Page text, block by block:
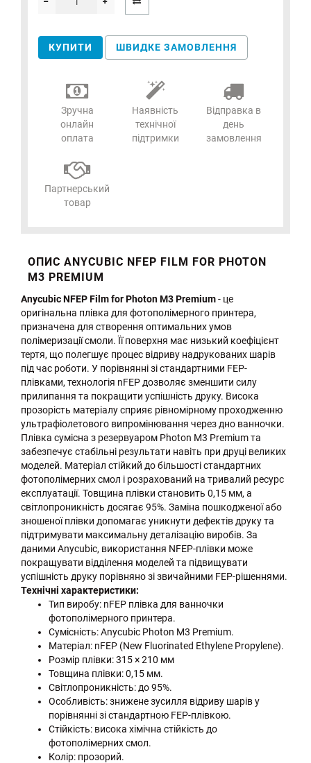
КУПИТИ ШВИДКЕ ЗАМОВЛЕННЯ
Зручна
онлайн
оплата
Наявність
технічної
підтримки
Відправка в
день
замовлення
Партнерський
товар
ОПИС ANYCUBIC NFEP FILM FOR PHOTON
M3 PREMIUM
Anycubic NFEP Film for Photon M3 Premium- це
оригінальна плівка для фотополімерного принтера,
призначена для створення оптимальних умов
полімеризації смоли. Її поверхня має низький коефіцієнт
тертя, що полегшує процес відриву надрукованих шарів
під час роботи. У порівнянні зі стандартними FEP-
плівками, технологія nFEP дозволяє зменшити силу
прилипання та покращити успішність друку. Висока
прозорість матеріалу сприяє рівномірному проходженню
ультрафіолетового випромінювання через дно ванночки.
Плівка сумісна з резервуаром Photon M3 Premium та
забезпечує стабільні результати навіть при друці великих
моделей. Матеріал стійкий до більшості стандартних
фотополімерних смол і розрахований на тривалий ресурс
експлуатації. Товщина плівки становить 0,15 мм, а
світлопроникність досягає 95%. Заміна пошкодженої або
зношеної плівки допомагає уникнути дефектів друку та
підтримувати максимальну деталізацію виробів. За
даними Anycubic, використання NFEP-плівки може
покращувати відділення моделей та підвищувати
успішність друку порівняно зі звичайними FEP-рішеннями.
Технічні характеристики:
Тип виробу: nFEP плівка для ванночки
фотополімерного принтера.
Сумісність: Anycubic Photon M3 Premium.
Матеріал: nFEP (New Fluorinated Ethylene Propylene).
Розмір плівки: 315 × 210 мм
Товщина плівки: 0,15 мм.
Світлопроникність: до 95%.
Особливість: знижене зусилля відриву шарів у
порівнянні зі стандартною FEP-плівкою.
Стійкість: висока хімічна стійкість до
фотополімерних смол.
Колір: прозорий.